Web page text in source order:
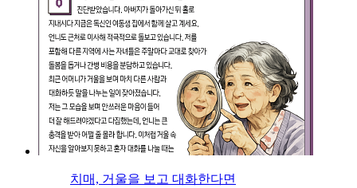
치매, 거울을 보고 대화한다면